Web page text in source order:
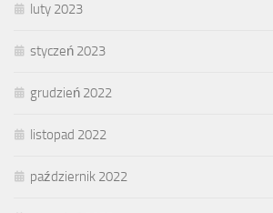
luty 2023
styczeń 2023
grudzień 2022
listopad 2022
październik 2022